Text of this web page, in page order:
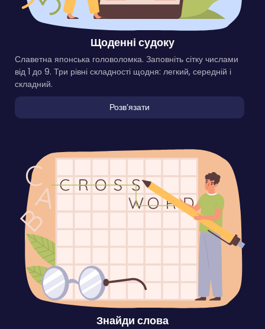
Щоденні судоку
Славетна японська головоломка. Заповніть сітку числами
від 1 до 9. Три рівні складності щодня: легкий, середній і
складний.
Розвʼязати
Знайди слова